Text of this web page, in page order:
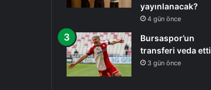
yayınlanacak?
4 gün önce
Bursaspor’un
transferi veda etti
3 gün önce